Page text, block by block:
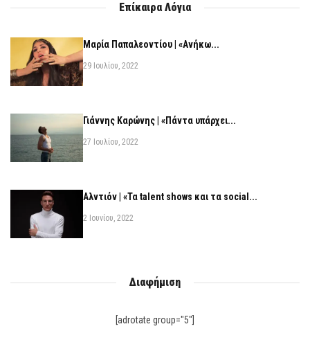
Επίκαιρα Λόγια
Μαρία Παπαλεοντίου | «Ανήκω...
29 Ιουλίου, 2022
Γιάννης Καρώνης | «Πάντα υπάρχει...
27 Ιουλίου, 2022
Αλντιόν | «Τα talent shows και τα social...
2 Ιουνίου, 2022
Διαφήμιση
[adrotate group="5"]